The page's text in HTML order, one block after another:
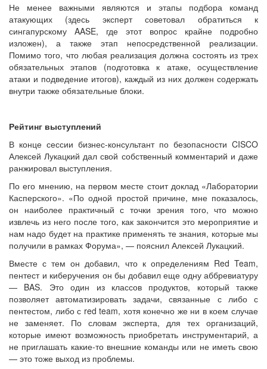
Не менее важными являются и этапы подбора команд
атакующих (здесь эксперт советовал обратиться к
сингапурскому AASE, где этот вопрос крайне подробно
изложен), а также этап непосредственной реализации.
Помимо того, что любая реализация должна состоять из трех
обязательных этапов (подготовка к атаке, осуществление
атаки и подведение итогов), каждый из них должен содержать
внутри также обязательные блоки.
Рейтинг выступлений
В конце сессии бизнес-консультант по безопасности CISCO
Алексей Лукацкий дал свой собственный комментарий и даже
ранжировал выступления.
По его мнению, на первом месте стоит доклад «Лаборатории
Касперского». «По одной простой причине, мне показалось,
он наиболее практичный с точки зрения того, что можно
извлечь из него после того, как закончится это мероприятие и
нам надо будет на практике применять те знания, которые мы
получили в рамках Форума», — пояснил Алексей Лукацкий.
Вместе с тем он добавил, что к определениям Red Team,
пентест и киберучения он бы добавил еще одну аббревиатуру
— BAS. Это один из классов продуктов, который также
позволяет автоматизировать задачи, связанные с либо с
пентестом, либо с red team, хотя конечно же ни в коем случае
не заменяет. По словам эксперта, для тех организаций,
которые имеют возможность приобретать инструментарий, а
не приглашать какие-то внешние команды или не иметь свою
— это тоже выход из проблемы.